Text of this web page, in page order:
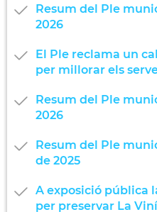
Resum del Ple
2026
El Ple reclama un
per millorar els
Resum del Ple
2026
Resum del Ple
de 2025
A exposició pública
per preservar La